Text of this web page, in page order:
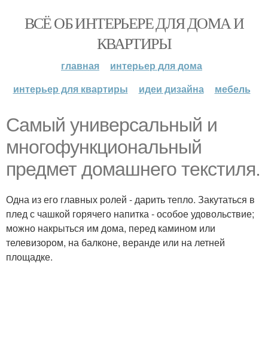
ВСЁ ОБ ИНТЕРЬЕРЕ ДЛЯ ДОМА И
КВАРТИРЫ
главная
интерьер для дома
интерьер для квартиры
идеи дизайна мебель
Самый универсальный и
многофункциональный
предмет домашнего текстиля.
Одна из его главных ролей - дарить тепло. Закутаться в
плед с чашкой горячего напитка - особое удовольствие;
можно накрыться им дома, перед камином или
телевизором, на балконе, веранде или на летней
площадке.